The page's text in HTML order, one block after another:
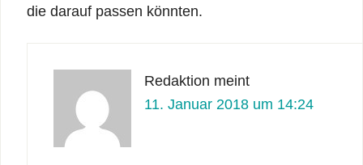
die darauf passen könnten.
Redaktion meint
11. Januar 2018 um 14:24